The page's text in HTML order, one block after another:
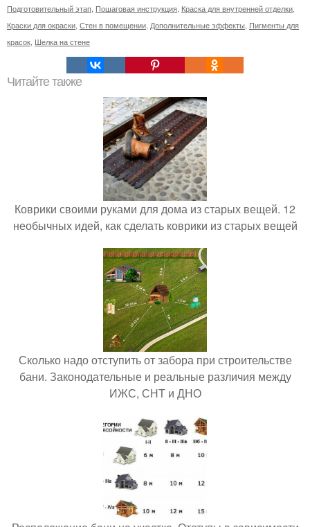
Подготовительный этап Пошаговая инструкция Краска для внутренней отделки
Краски для окраски Стен в помещении Дополнительные эффекты Пигменты для
красок Шелка на стене
Читайте также
Коврики своими руками для дома из старых вещей. 12
необычных идей, как сделать коврики из старых вещей
Сколько надо отступить от забора при строительстве
бани. Законодательные и реальные различия между
ИЖС, СНТ и ДНО